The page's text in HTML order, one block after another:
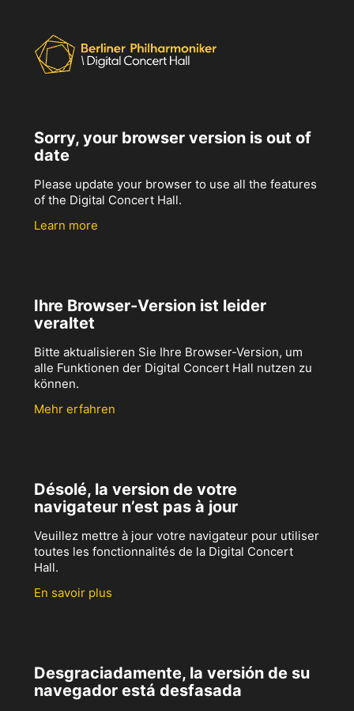
Sorry, your browser version is out of
date
Please update your browser to use all the features
of the Digital Concert Hall.
Learn more
Ihre Browser-Version ist leider
veraltet
Bitte aktualisieren Sie Ihre Browser-Version, um
alle Funktionen der Digital Concert Hall nutzen zu
können.
Mehr erfahren
Désolé, la version de votre
navigateur n’est pas à jour
Veuillez mettre à jour votre navigateur pour utiliser
toutes les fonctionnalités de la Digital Concert
Hall.
En savoir plus
Desgraciadamente, la versión de su
navegador está desfasada